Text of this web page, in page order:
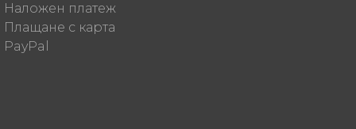
Наложен платеж
Плащане с карта
PayPal